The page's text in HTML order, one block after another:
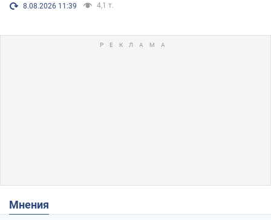
8.08.2026 11:39 4,1 т.
Мнения